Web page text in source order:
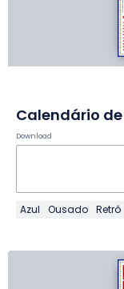
Download
Azul Ousado Retrô